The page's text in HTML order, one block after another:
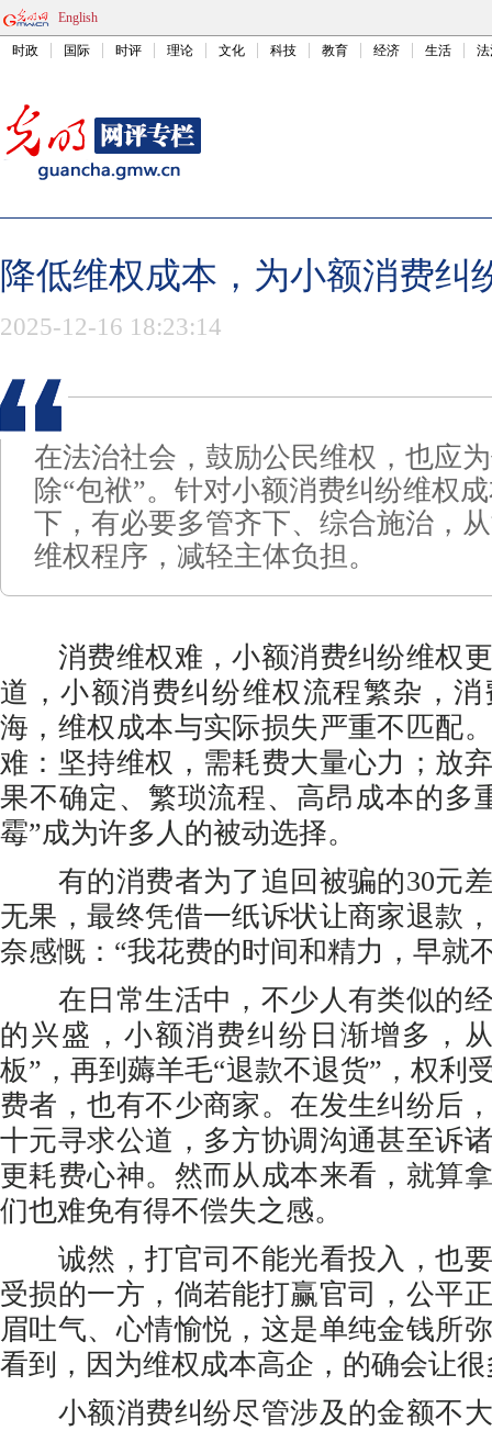
English
时政 国际 时评 理论 文化 科技 教育 经济 生活
降低维权成本，为小额消费纠
2025-12-16 18:23:14
在法治社会，鼓励公民维权，也应
除“包袱”。针对小额消费纠纷维权
下，有必要多管齐下、综合施治，
维权程序，减轻主体负担。
消费维权难，小额消费纠纷维权更
道，小额消费纠纷维权流程繁杂，
海，维权成本与实际损失严重不匹配
难：坚持维权，需耗费大量心力；放
果不确定、繁琐流程、高昂成本的多
霉”成为许多人的被动选择。
有的消费者为了追回被骗的30元差
无果，最终凭借一纸诉状让商家退款
奈感慨：“我花费的时间和精力，早就
在日常生活中，不少人有类似的经
的兴盛，小额消费纠纷日渐增多，
板”，再到薅羊毛“退款不退货”，权利
费者，也有不少商家。在发生纠纷后
十元寻求公道，多方协调沟通甚至诉
更耗费心神。然而从成本来看，就算
们也难免有得不偿失之感。
诚然，打官司不能光看投入，也要
受损的一方，倘若能打赢官司，公平
眉吐气、心情愉悦，这是单纯金钱所
看到，因为维权成本高企，的确会让
小额消费纠纷尽管涉及的金额不大